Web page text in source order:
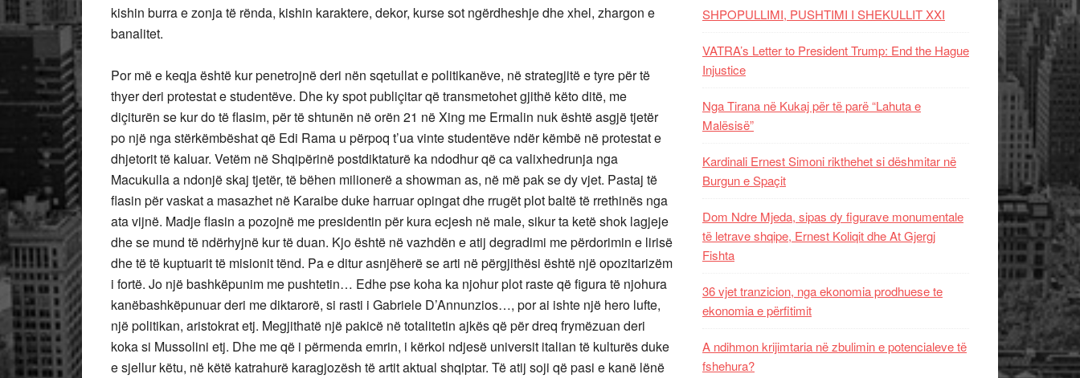
kishin burra e zonja të rënda, kishin karaktere, dekor, kurse sot ngërdheshje dhe xhel, zhargon e
banalitet.
Por më e keqja është kur penetrojnë deri nën sqetullat e politikanëve, në strategjitë e tyre për të
thyer deri protestat e studentëve. Dhe ky spot publiçitar që transmetohet gjithë këto ditë, me
diçiturën se kur do të flasim, për të shtunën në orën 21 në Xing me Ermalin nuk është asgjë tjetër
po një nga stërkëmbëshat që Edi Rama u përpoq t’ua vinte studentëve ndër këmbë në protestat e
dhjetorit të kaluar. Vetëm në Shqipërinë postdiktaturë ka ndodhur që ca valixhedrunja nga
Macukulla a ndonjë skaj tjetër, të bëhen milionerë a showman as, në më pak se dy vjet. Pastaj të
flasin për vaskat a masazhet në Karaibe duke harruar opingat dhe rrugët plot baltë të rrethinës nga
ata vijnë. Madje flasin a pozojnë me presidentin për kura ecjesh në male, sikur ta ketë shok lagjeje
dhe se mund të ndërhyjnë kur të duan. Kjo është në vazhdën e atij degradimi me përdorimin e lirisë
dhe të të kuptuarit të misionit tënd. Pa e ditur asnjëherë se arti në përgjithësi është një opozitarizëm
i fortë. Jo një bashkëpunim me pushtetin… Edhe pse koha ka njohur plot raste që figura të njohura
kanëbashkëpunuar deri me diktarorë, si rasti i Gabriele D’Annunzios…, por ai ishte një hero lufte,
një politikan, aristokrat etj. Megjithatë një pakicë në totalitetin ajkës që për dreq frymëzuan deri
koka si Mussolini etj. Dhe me që i përmenda emrin, i kërkoi ndjesë universit italian të kulturës duke
e sjellur këtu, në këtë katrahurë karagjozësh të artit aktual shqiptar. Të atij soji që pasi e kanë lënë
SHPOPULLIMI, PUSHTIMI I SHEKULLIT XXI
VATRA’s Letter to President Trump: End the Hague
Injustice
Nga Tirana në Kukaj për të parë “Lahuta e
Malësisë”
Kardinali Ernest Simoni rikthehet si dëshmitar në
Burgun e Spaçit
Dom Ndre Mjeda, sipas dy figurave monumentale
të letrave shqipe, Ernest Koliqit dhe At Gjergj
Fishta
36 vjet tranzicion, nga ekonomia prodhuese te
ekonomia e përfitimit
A ndihmon krijimtaria në zbulimin e potencialeve të
fshehura?